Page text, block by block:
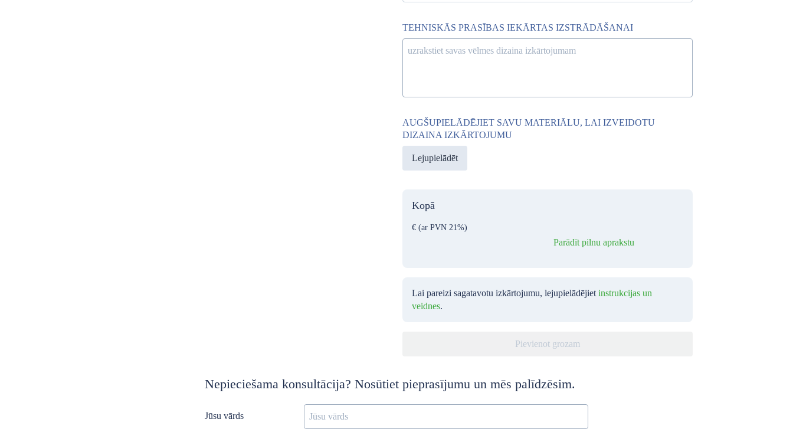
TEHNISKĀS PRASĪBAS IEKĀRTAS IZSTRĀDĀŠANAI
AUGŠUPIELĀDĒJIET SAVU MATERIĀLU, LAI IZVEIDOTU
DIZAINA IZKĀRTOJUMU
Lejupielādēt
Kopā
€ (ar PVN 21%)
Parādīt pilnu aprakstu
Lai pareizi sagatavotu izkārtojumu, lejupielādējiet instrukcijas un
veidnes.
Pievienot grozam
Nepieciešama konsultācija? Nosūtiet pieprasījumu un mēs palīdzēsim.
Jūsu vārds